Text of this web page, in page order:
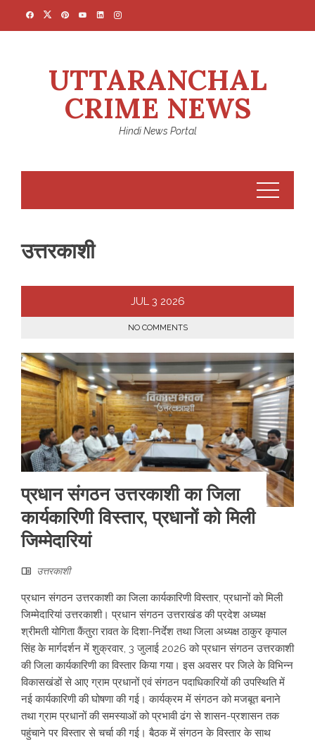
UTTARANCHAL
CRIME NEWS
Hindi News Portal
उत्तरकाशी
JUL 3 2026
NO COMMENTS
प्रधान संगठन उत्तरकाशी का जिला
कार्यकारिणी विस्तार, प्रधानों को मिली
जिम्मेदारियां
उत्तरकाशी
प्रधान संगठन उत्तरकाशी का जिला कार्यकारिणी विस्तार, प्रधानों को मिली
जिम्मेदारियां उत्तरकाशी। प्रधान संगठन उत्तराखंड की प्रदेश अध्यक्ष
श्रीमती योगिता कैंतुरा रावत के दिशा-निर्देश तथा जिला अध्यक्ष ठाकुर कृपाल
सिंह के मार्गदर्शन में शुक्रवार, 3 जुलाई 2026 को प्रधान संगठन उत्तरकाशी
की जिला कार्यकारिणी का विस्तार किया गया। इस अवसर पर जिले के विभिन्न
विकासखंडों से आए ग्राम प्रधानों एवं संगठन पदाधिकारियों की उपस्थिति में
नई कार्यकारिणी की घोषणा की गई। कार्यक्रम में संगठन को मजबूत बनाने
तथा ग्राम प्रधानों की समस्याओं को प्रभावी ढंग से शासन-प्रशासन तक
पहुंचाने पर विस्तार से चर्चा की गई। बैठक में संगठन के विस्तार के साथ